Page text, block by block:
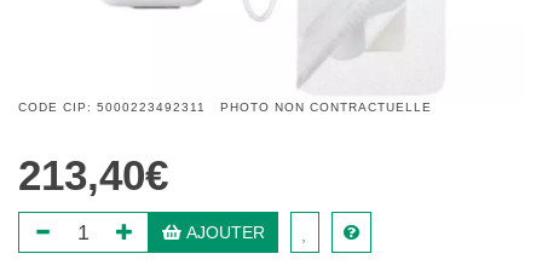
CODE CIP: 5000223492311 PHOTO NON CONTRACTUELLE
213,40€
AJOUTER